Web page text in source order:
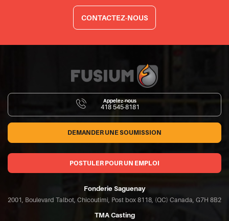
CONTACTEZ-NOUS
Appelez-nous
418 545-8181
DEMANDER UNE SOUMISSION
POSTULER POUR UN EMPLOI
Fonderie Saguenay
2001, Boulevard Talbot, Chicoutimi, Post box 8118, (QC) Canada, G7H 8B2
TMA Casting